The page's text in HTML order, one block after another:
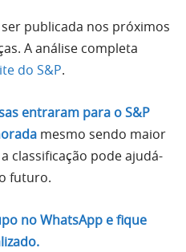
publicada nos próximos
A análise completa
do S&P.
entraram para o S&P
mesmo sendo maior
classificação pode ajudá-
futuro.
no WhatsApp e fique